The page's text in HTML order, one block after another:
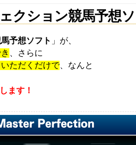
クション競馬予想
予想ソフト 」が、
、さらに
ただくだけで、なんと
ます！